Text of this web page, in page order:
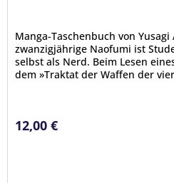
Manga-Taschenbuch von Yusagi
zwanzigjährige Naofumi ist
selbst als Nerd. Beim Lesen
dem »Traktat der Waffen der
12,00 €